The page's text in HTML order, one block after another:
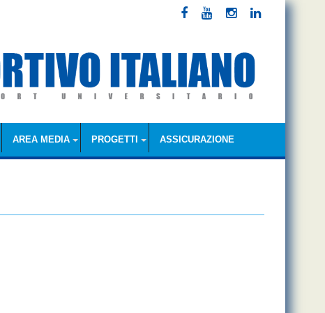
AREA MEDIA PROGETTI ASSICURAZIONE